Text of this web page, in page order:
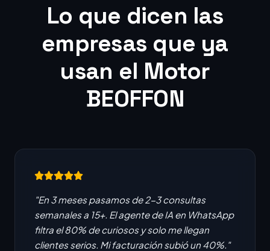
Lo que dicen las
empresas que ya
usan el Motor
BEOFFON
"En 3 meses pasamos de 2-3 consultas
semanales a 15+. El agente de IA en WhatsApp
filtra el 80% de curiosos y solo me llegan
clientes serios. Mi facturación subió un 40%."